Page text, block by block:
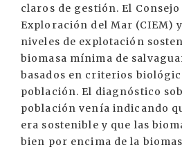
claros de gestión. El
Exploración del Mar (CIEM)
niveles de explotación
biomasa mínima de
basados en criterios
población. El diagnóstico
población venía indicando
era sostenible y que las
bien por encima de la